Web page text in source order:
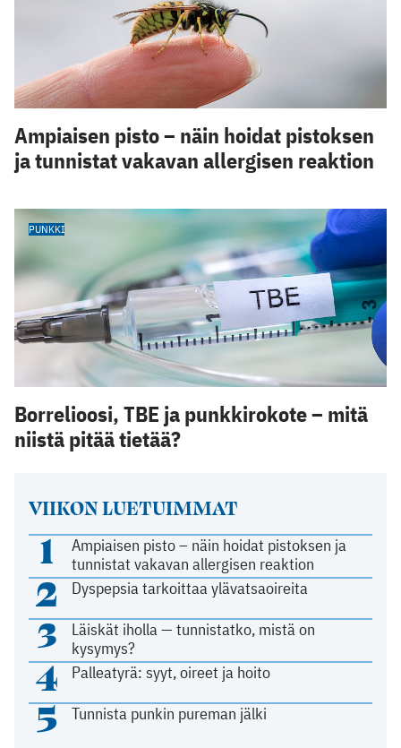
VIIKON LUETUIMMAT
1
Ampiaisen pisto – näin hoidat pistoksen ja
tunnistat vakavan allergisen reaktion
2 Dyspepsia tarkoittaa ylävatsaoireita
3
Läiskät iholla — tunnistatko, mistä on
kysymys?
4 Palleatyrä: syyt, oireet ja hoito
5 Tunnista punkin pureman jälki
Ampiaisen pisto – näin hoidat pistoksen
ja tunnistat vakavan allergisen reaktion
PUNKKI
Borrelioosi, TBE ja punkkirokote – mitä
niistä pitää tietää?